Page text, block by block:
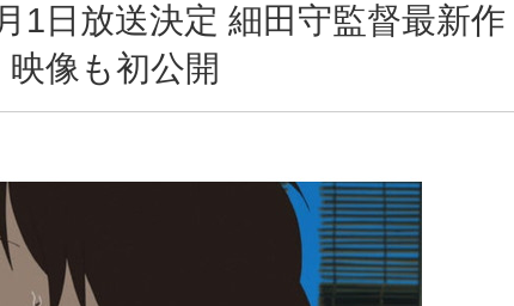
1日放送決定 細田守監督最新作
像も初公開